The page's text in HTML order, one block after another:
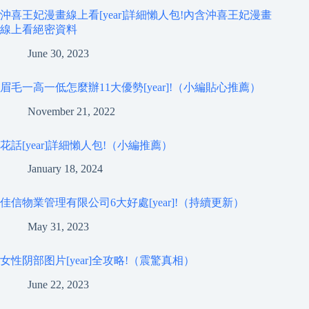
沖喜王妃漫畫線上看[year]詳細懶人包!內含沖喜王妃漫畫
線上看絕密資料
June 30, 2023
眉毛一高一低怎麼辦11大優勢[year]!（小編貼心推薦）
November 21, 2022
花話[year]詳細懶人包!（小編推薦）
January 18, 2024
佳信物業管理有限公司6大好處[year]!（持續更新）
May 31, 2023
女性阴部图片[year]全攻略!（震驚真相）
June 22, 2023